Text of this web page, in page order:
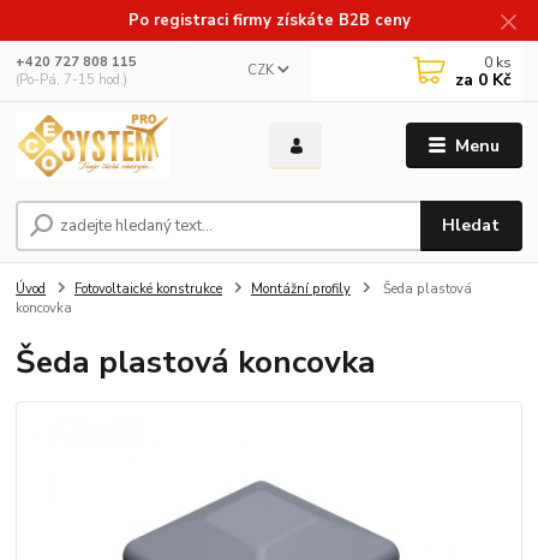
Po registraci firmy získáte B2B ceny
Menu
CZK
Hledat
+420 727 808 115
(Po-Pá, 7-15 hod.)
0 ks
za 0 Kč
Úvod Fotovoltaické konstrukce Montážní profily
Šeda plastová
koncovka
Šeda plastová koncovka